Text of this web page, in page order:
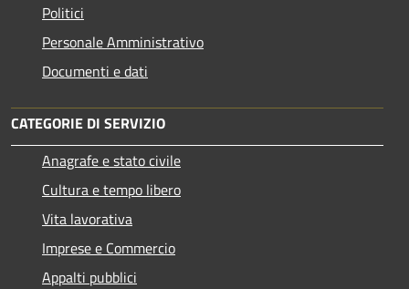
Politici
Personale Amministrativo
Documenti e dati
CATEGORIE DI SERVIZIO
Anagrafe e stato civile
Cultura e tempo libero
Vita lavorativa
Imprese e Commercio
Appalti pubblici